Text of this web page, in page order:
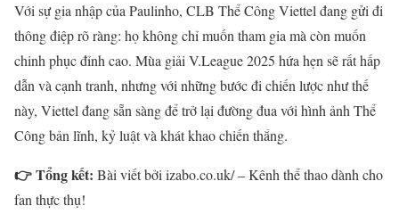
Với sự gia nhập của Paulinho, CLB Thể Công Viettel đang gửi đi
thông điệp rõ ràng: họ không chỉ muốn tham gia mà còn muốn
chinh phục đỉnh cao. Mùa giải V.League 2025 hứa hẹn sẽ rất hấp
dẫn và cạnh tranh, nhưng với những bước đi chiến lược như thế
này, Viettel đang sẵn sàng để trở lại đường đua với hình ảnh Thể
Công bản lĩnh, kỷ luật và khát khao chiến thắng.
👉 Tổng kết: Bài viết bởi izabo.co.uk/ – Kênh thể thao dành cho
fan thực thụ!